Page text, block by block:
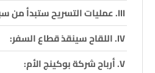
عمليات التسريح ستبدأ من
اللقاح سينقذ قطاع السفر:
أرباح شركة بوكينج الأم: